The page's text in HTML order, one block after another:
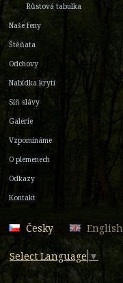
Růstová tabulka
Naše feny
Štěňata
Odchovy
Nabídka krytí
Síň slávy
Galerie
Vzpomínáme
O plemenech
Odkazy
Kontakt
Česky English
Select Language ▼